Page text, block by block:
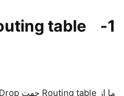
1- Routing table